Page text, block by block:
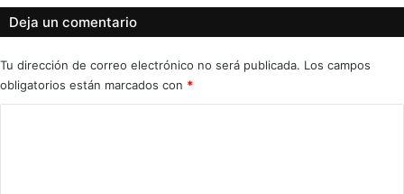
Deja un comentario
Tu dirección de correo electrónico no será publicada. Los campos
obligatorios están marcados con *